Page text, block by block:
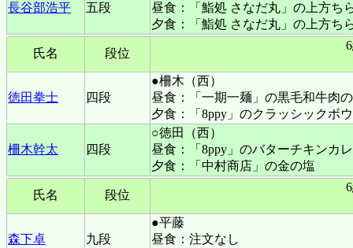
長谷部浩平 五段
昼食：「鮨処 さなだ丸」の上方ち
夕食：「鮨処 さなだ丸」の上方ち
氏名 段位
徳田拳士 四段
●柵木（西）
昼食：「一期一麺」の黒毛和牛肉
夕食：「8ppy」のクラッシックボ
柵木幹太 四段
○徳田（西）
昼食：「8ppy」のバターチキンカ
夕食：「中村商店」の金の塩
氏名 段位
森下卓 九段
●平藤
昼食：注文なし